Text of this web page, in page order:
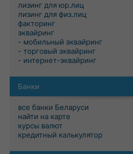
лизинг для юр.лиц
лизинг для физ.лиц
факторинг
эквайринг
- мобильный эквайринг
- торговый эквайринг
- интернет-эквайринг
Банки
все банки Беларуси
найти на карте
курсы валют
кредитный калькулятор